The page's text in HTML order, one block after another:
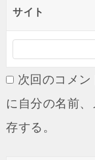
サイト
次回のコメ
に自分の名前
存する。